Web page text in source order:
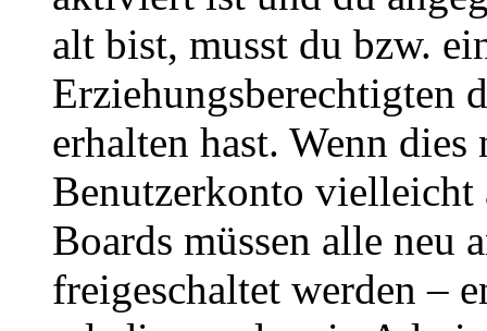
alt bist, musst du bzw.
Erziehungsberechtigten
erhalten hast. Wenn
Benutzerkonto
Boards müssen alle neu
freigeschaltet werden –